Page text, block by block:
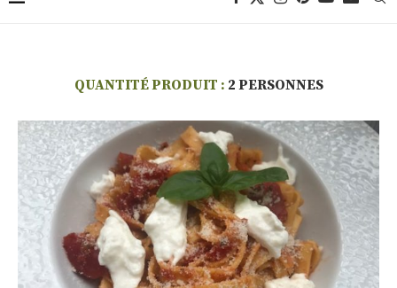
QUANTITÉ PRODUIT : 2 PERSONNES